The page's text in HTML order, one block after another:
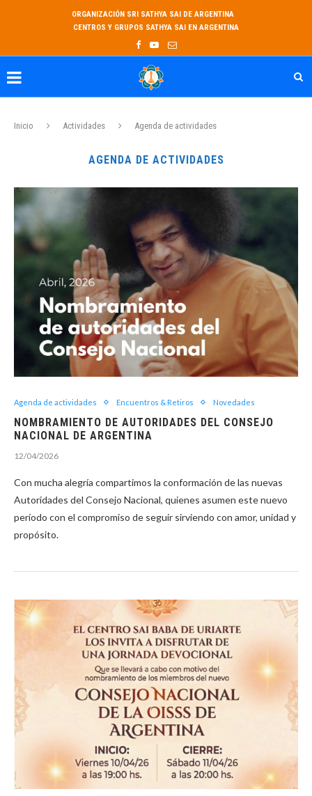
ORGANIZACIÓN SRI SATHYA SAI DE ARGENTINA
CENTROS Y GRUPOS SATHYA SAI EN ARGENTINA
Inicio Actividades Agenda de actividades
AGENDA DE ACTIVIDADES
Agenda de actividades Encuentros & Retiros Novedades
NOMBRAMIENTO DE AUTORIDADES DEL CONSEJO
NACIONAL DE ARGENTINA
12/04/2026
Con mucha alegría compartimos la conformación de las nuevas
Autoridades del Consejo Nacional, quienes asumen este nuevo
período con el compromiso de seguir sirviendo con amor, unidad y
propósito.